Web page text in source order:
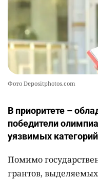
Фото Depositphotos.com
В приоритете –
победители
уязвимых
Помимо
грантов,